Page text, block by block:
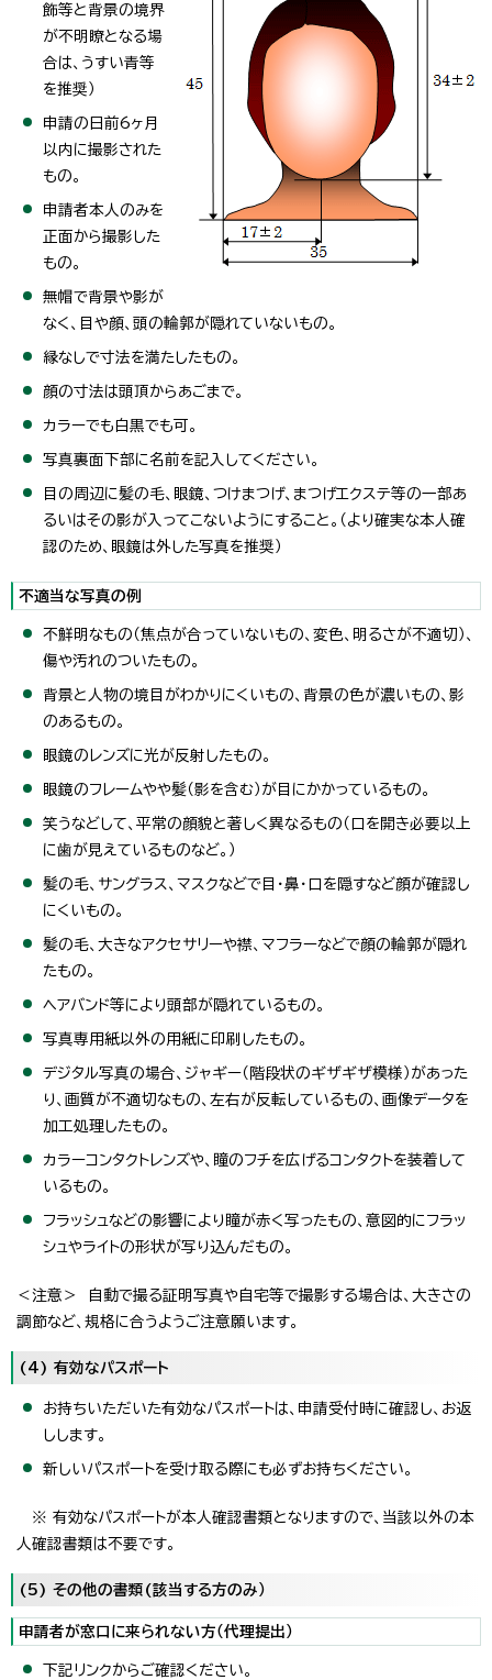
飾等と背景の境界
が不明瞭となる場
合は、うすい青等
を推奨）
申請の日前6ヶ月
以内に撮影された
もの。
申請者本人のみを
正面から撮影した
もの。
無帽で背景や影が
なく、目や顔、頭の輪郭が隠れていないもの。
縁なしで寸法を満たしたもの。
顔の寸法は頭頂からあごまで。
カラーでも白黒でも可。
写真裏面下部に名前を記入してください。
目の周辺に髪の毛、眼鏡、つけまつげ、まつげエクステ等の一部あ
るいはその影が入ってこないようにすること。（より確実な本人確
認のため、眼鏡は外した写真を推奨）
不適当な写真の例
不鮮明なもの（焦点が合っていないもの、変色、明るさが不適切）、
傷や汚れのついたもの。
背景と人物の境目がわかりにくいもの、背景の色が濃いもの、影
のあるもの。
眼鏡のレンズに光が反射したもの。
眼鏡のフレームやや髪（影を含む）が目にかかっているもの。
笑うなどして、平常の顔貌と著しく異なるもの（口を開き必要以上
に歯が見えているものなど。）
髪の毛、サングラス、マスクなどで目・鼻・口を隠すなど顔が確認し
にくいもの。
髪の毛、大きなアクセサリーや襟、マフラーなどで顔の輪郭が隠れ
たもの。
ヘアバンド等により頭部が隠れているもの。
写真専用紙以外の用紙に印刷したもの。
デジタル写真の場合、ジャギー（階段状のギザギザ模様）があった
り、画質が不適切なもの、左右が反転しているもの、画像データを
加工処理したもの。
カラーコンタクトレンズや、瞳のフチを広げるコンタクトを装着して
いるもの。
フラッシュなどの影響により瞳が赤く写ったもの、意図的にフラッ
シュやライトの形状が写り込んだもの。
＜注意＞ 自動で撮る証明写真や自宅等で撮影する場合は、大きさの
調節など、規格に合うようご注意願います。
(4) 有効なパスポート
お持ちいただいた有効なパスポートは、申請受付時に確認し、お返
しします。
新しいパスポートを受け取る際にも必ずお持ちください。
※ 有効なパスポートが本人確認書類となりますので、当該以外の本
人確認書類は不要です。
(5) その他の書類(該当する方のみ）
申請者が窓口に来られない方（代理提出）
下記リンクからご確認ください。